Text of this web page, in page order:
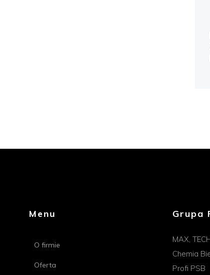
Menu
O firmie
Oferta
Grupa
MAX,
Chemia
Profi PSB